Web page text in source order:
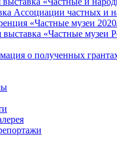
Ассоциации частных и
«Частные музеи
выставка «Частные музеи
о полученных